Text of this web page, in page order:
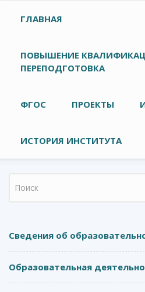
Главное меню
ГЛАВНАЯ
ПОВЫШЕНИЕ
ПЕРЕПОДГОТОВКА
ФГОС ПРОЕКТЫ
ИСТОРИЯ ИНСТИТУТА
Форма поиска
Сведения об
Образовательная